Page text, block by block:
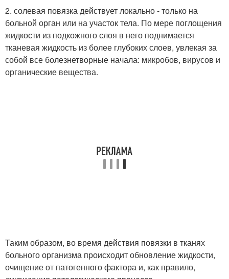
2. солевая повязка действует локально - только на
больной орган или на участок тела. По мере поглощения
жидкости из подкожного слоя в него поднимается
тканевая жидкость из более глубоких слоев, увлекая за
собой все болезнетворные начала: микробов, вирусов и
органические вещества.
Таким образом, во время действия повязки в тканях
больного организма происходит обновление жидкости,
очищение от патогенного фактора и, как правило,